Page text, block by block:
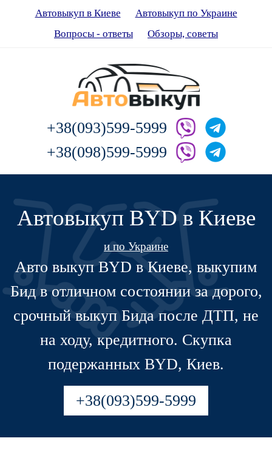
Автовыкуп в Киеве
Автовыкуп по Украине
Вопросы - ответы
Обзоры, советы
+38(093)599-5999
+38(098)599-5999
Автовыкуп BYD в Киеве
и по Украине
Авто выкуп BYD в Киеве, выкупим
Бид в отличном состоянии за дорого,
срочный выкуп Бида после ДТП, не
на ходу, кредитного. Скупка
подержанных BYD, Киев.
+38(093)599-5999